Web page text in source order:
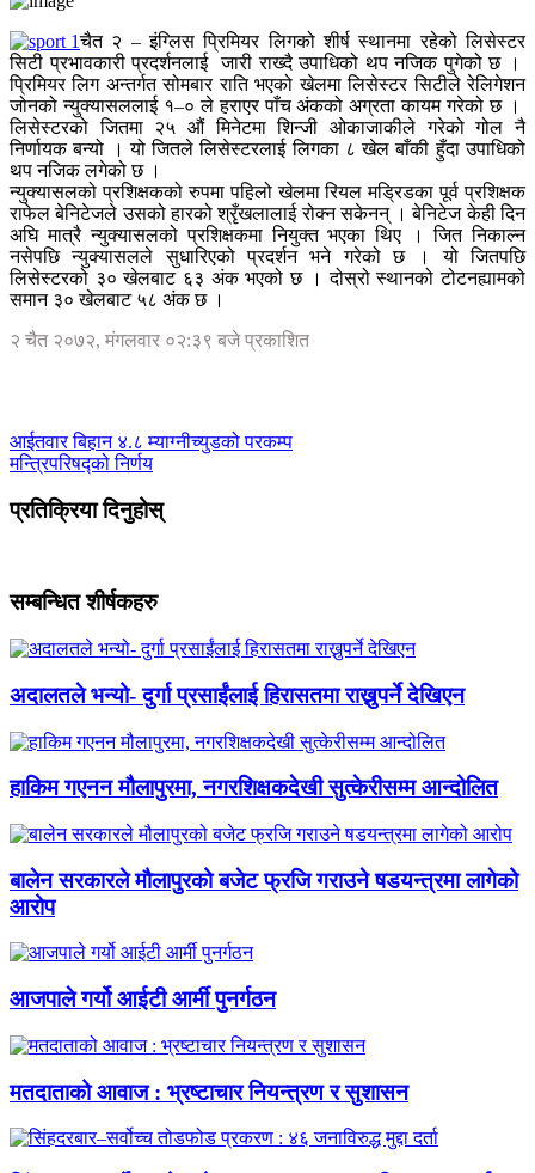
चैत २ – इंग्लिस प्रिमियर लिगको शीर्ष स्थानमा रहेको लिसेस्टर
सिटी प्रभावकारी प्रदर्शनलाई जारी राख्दै उपाधिको थप नजिक पुगेको छ ।
प्रिमियर लिग अन्तर्गत सोमबार राति भएको खेलमा लिसेस्टर सिटीले रेलिगेशन
जोनको न्युक्यासललाई १–० ले हराएर पाँच अंकको अग्रता कायम गरेको छ ।
लिसेस्टरको जितमा २५ औं मिनेटमा शिन्जी ओकाजाकीले गरेको गोल नै
निर्णायक बन्यो । यो जितले लिसेस्टरलाई लिगका ८ खेल बाँकी हुँदा उपाधिको
थप नजिक लगेको छ ।
न्युक्यासलको प्रशिक्षकको रुपमा पहिलो खेलमा रियल मड्रिडका पूर्व प्रशिक्षक
राफेल बेनिटेजले उसको हारको श्रृँखलालाई रोक्न सकेनन् । बेनिटेज केही दिन
अघि मात्रै न्युक्यासलको प्रशिक्षकमा नियुक्त भएका थिए । जित निकाल्न
नसेपछि न्युक्यासलले सुधारिएको प्रदर्शन भने गरेको छ । यो जितपछि
लिसेस्टरको ३० खेलबाट ६३ अंक भएको छ । दोस्रो स्थानको टोटनह्यामको
समान ३० खेलबाट ५८ अंक छ ।
२ चैत २०७२, मंगलवार ०२:३९ बजे प्रकाशित
आईतवार बिहान ४.८ म्याग्नीच्युडको परकम्प
मन्त्रिपरिषद्को निर्णय
प्रतिक्रिया दिनुहोस्
सम्बन्धित शीर्षकहरु
अदालतले भन्यो- दुर्गा प्रसाईंलाई हिरासतमा राख्नुपर्ने देखिएन
हाकिम गएनन मौलापुरमा, नगरशिक्षकदेखी सुत्केरीसम्म आन्दोलित
बालेन सरकारले मौलापुरको बजेट फ्रजि गराउने षडयन्त्रमा लागेको
आरोप
आजपाले गर्यो आईटी आर्मी पुनर्गठन
मतदाताको आवाज : भ्रष्टाचार नियन्त्रण र सुशासन